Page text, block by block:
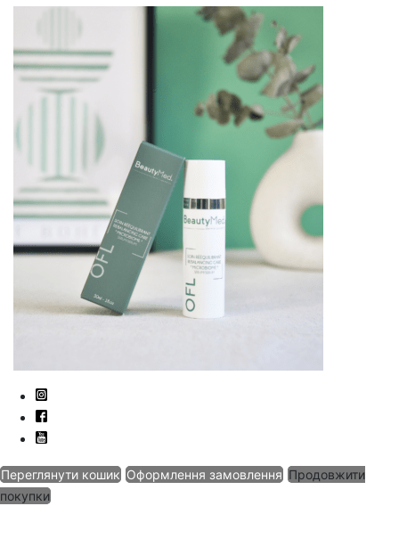
Переглянути кошик Оформлення замовлення Продовжити
покупки